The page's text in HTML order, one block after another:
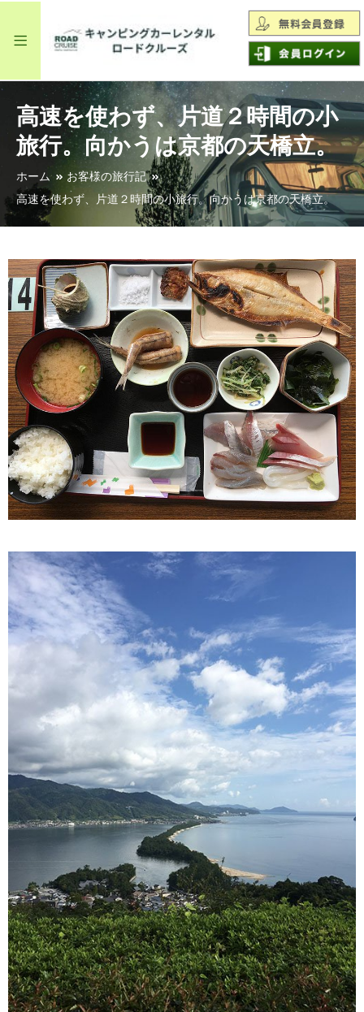
高速を使わず、片道２時間の小
旅行。向かうは京都の天橋立。
ホーム
お客様の旅行記
高速を使わず、片道２時間の小旅行。向かうは京都の天橋立。